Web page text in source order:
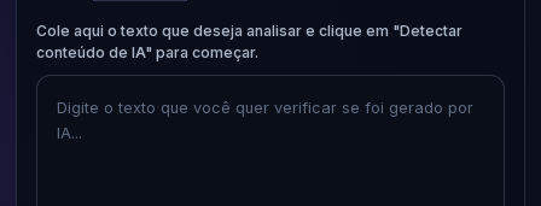
Cole aqui o texto que deseja analisar e clique em "Detectar
conteúdo de IA" para começar.